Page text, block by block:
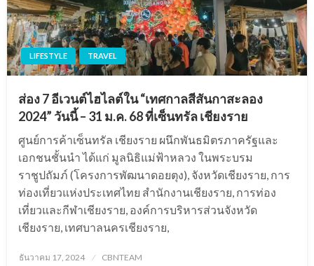
LIFESTYLE TRAVEL
ส่อง 7 อีเวนต์ไฮไลต์ใน “เทศกาลสีสันกาสะลอง
2024” วันนี้ – 31 ม.ค. 68 ที่เซ็นทรัล เชียงราย
ศูนย์การค้าเซ็นทรัล เชียงราย ผนึกพันธมิตรภาครัฐและ
เอกชนชั้นนำ ได้แก่ มูลนิธิแม่ฟ้าหลวง ในพระบรม
ราชูปถัมภ์ (โครงการพัฒนาดอยตุง), จังหวัดเชียงราย, การ
ท่องเที่ยวแห่งประเทศไทย สำนักงานเชียงราย, การท่อง
เที่ยวและกีฬาเชียงราย, องค์การบริหารส่วนจังหวัด
เชียงราย, เทศบาลนครเชียงราย,
Posted
ธันวาคม 17, 2024 CBNTEAM